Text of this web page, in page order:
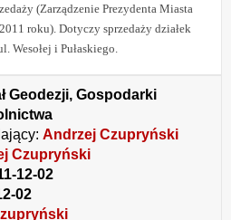
(Zarządzenie Prezydenta Miasta
roku). Dotyczy sprzedaży działek
Wesołej i Pułaskiego.
Geodezji, Gospodarki
Andrzej Czupryński
Czupryński
12-02
02